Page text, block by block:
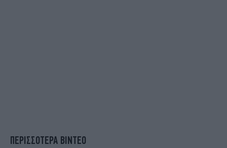
ΠΕΡΙΣΣΟΤΕΡΑ ΒΙΝΤΕΟ